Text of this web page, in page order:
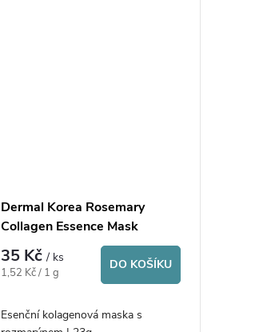
Dermal Korea Rosemary
Collagen Essence Mask
35 Kč/ ks
Měrná
1,52 Kč / 1 g
DO KOŠÍKU
Esenční kolagenová maska s